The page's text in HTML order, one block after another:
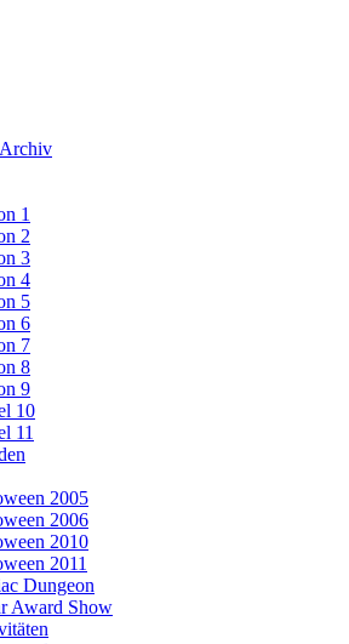
1
2
3
4
5
6
7
8
9
10
11
2005
2006
2010
2011
Dungeon
Award Show